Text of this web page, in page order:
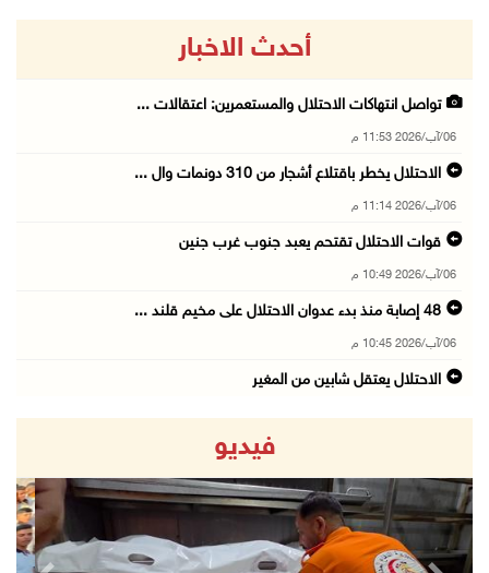
أحدث الاخبار
تواصل انتهاكات الاحتلال والمستعمرين: اعتقالات ...
06/آب/2026 11:53 م
الاحتلال يخطر باقتلاع أشجار من 310 دونمات وال ...
06/آب/2026 11:14 م
قوات الاحتلال تقتحم يعبد جنوب غرب جنين
06/آب/2026 10:49 م
48 إصابة منذ بدء عدوان الاحتلال على مخيم قلند ...
06/آب/2026 10:45 م
الاحتلال يعتقل شابين من المغير
وزير الداخلية يبحث مع مكافحة المخدرات الدولي ...
06/آب/2026 10:01 م
رئيس بلدية الخليل يطلع وفدا أميركيا على تطورا ...
06/آب/2026 09:59 م
فيديو